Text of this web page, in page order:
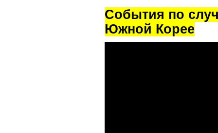
Cобытия по
Южной Корее